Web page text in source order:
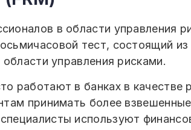
в области управления
тест, состоящий из
управления рисками.
в банках в качестве
принимать более
используют